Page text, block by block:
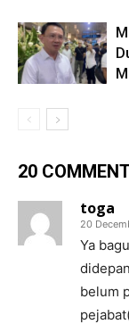
20
toga
20
Ya
belum